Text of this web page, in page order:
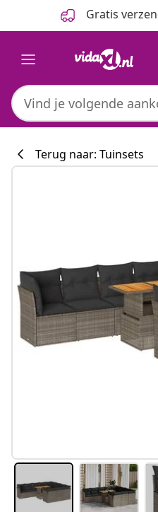
Gratis
Terug naar: Tuinsets